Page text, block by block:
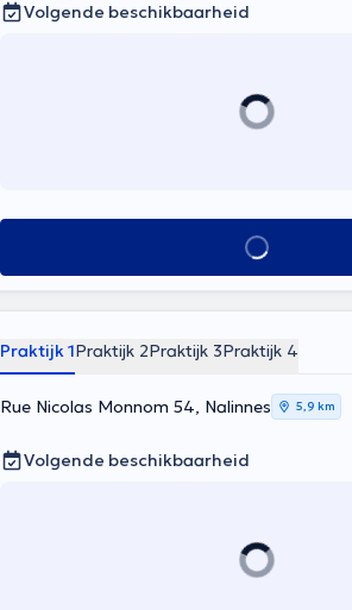
Volgende beschikbaarheid
Alles zien
Praktijk 1Praktijk 2Praktijk 3Praktijk 4
Rue Nicolas Monnom 54, Nalinnes 5,9 km
Volgende beschikbaarheid